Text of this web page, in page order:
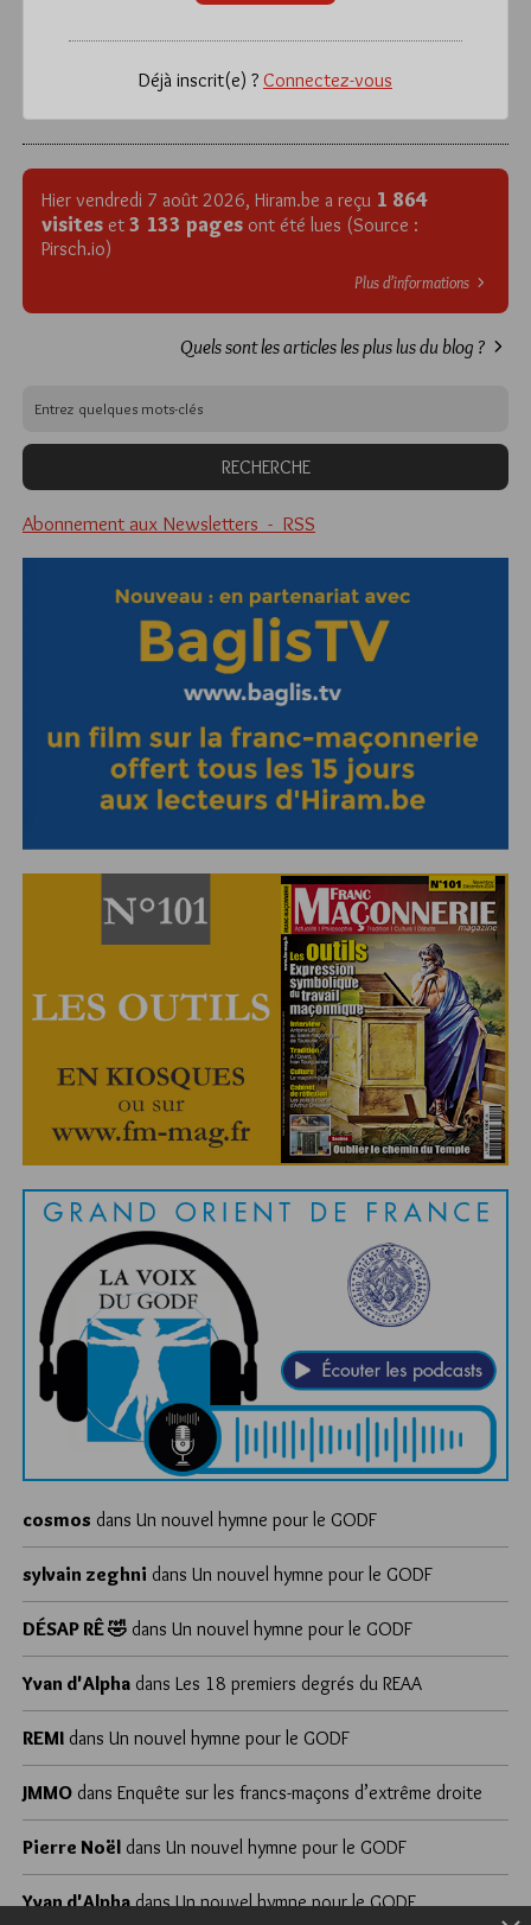
Déjà inscrit(e) ? Connectez-vous
Hier vendredi 7 août 2026, Hiram.be a reçu 1 864
visites et 3 133 pages ont été lues (Source :
Pirsch.io)
Plus d’informations
Quels sont les articles les plus lus du blog ?
Abonnement aux Newsletters - RSS
cosmos dans Un nouvel hymne pour le GODF
sylvain zeghni dans Un nouvel hymne pour le GODF
DÉSAP RÊ 🤣 dans Un nouvel hymne pour le GODF
Yvan d'Alpha dans Les 18 premiers degrés du REAA
REMI dans Un nouvel hymne pour le GODF
JMMO dans Enquête sur les francs-maçons d’extrême droite
Pierre Noël dans Un nouvel hymne pour le GODF
Yvan d'AlphadansUn nouvel hymne pour le GODF